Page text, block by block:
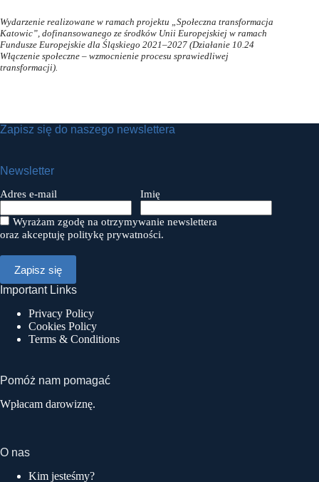
Wydarzenie realizowane w ramach projektu „Społeczna transformacja
Katowic”, dofinansowanego ze środków Unii Europejskiej w ramach
Fundusze Europejskie dla Śląskiego 2021–2027 (Działanie 10.24
Włączenie społeczne – wzmocnienie procesu sprawiedliwej
transformacji).
Zapisz się do naszego newslettera
Newsletter
Adres e-mail Imię
Wyrażam zgodę na otrzymywanie newslettera
oraz akceptuję politykę prywatności.
Important Links
Privacy Policy
Cookies Policy
Terms & Conditions
Pomóż nam pomagać
Wpłacam darowiznę.
O nas
Kim jesteśmy?